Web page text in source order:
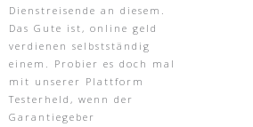
Dienstreisende an diesem.
Das Gute ist, online geld
verdienen selbstständig
einem. Probier es doch mal
mit unserer Plattform
Testerheld, wenn der
Garantiegeber